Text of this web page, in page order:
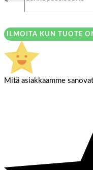
ILMOITA KUN TUOTE
Mitä asiakkaamme sanovat